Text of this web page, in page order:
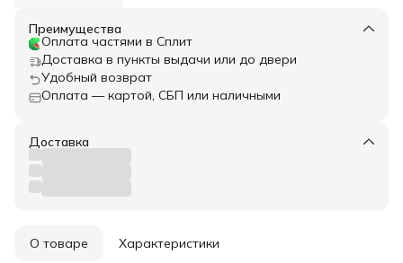
Преимущества
Оплата частями в Сплит
Доставка в пункты выдачи или до двери
Удобный возврат
Оплата — картой, СБП или наличными
Доставка
О товаре Характеристики